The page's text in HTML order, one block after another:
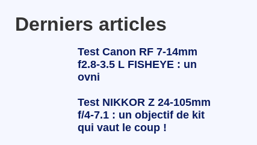
Derniers articles
Test Canon RF 7-14mm
f2.8-3.5 L FISHEYE : un
ovni
Test NIKKOR Z 24-105mm
f/4-7.1 : un objectif de kit
qui vaut le coup !